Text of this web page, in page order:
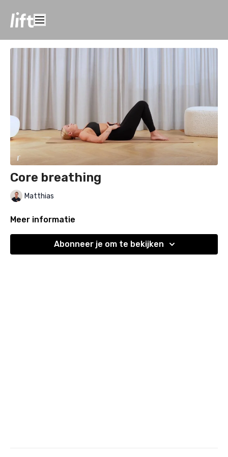
Core breathing
Matthias
Meer informatie
Abonneer je om te bekijken